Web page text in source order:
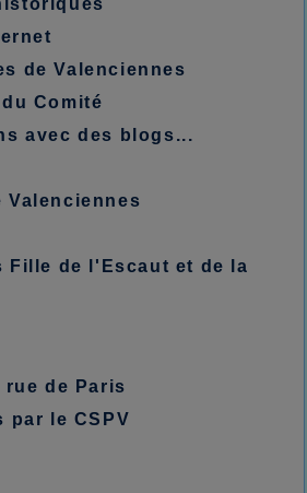
de Valenciennes
Comité
avec des blogs...
Valenciennes
Fille de l'Escaut et de la
de Paris
par le CSPV